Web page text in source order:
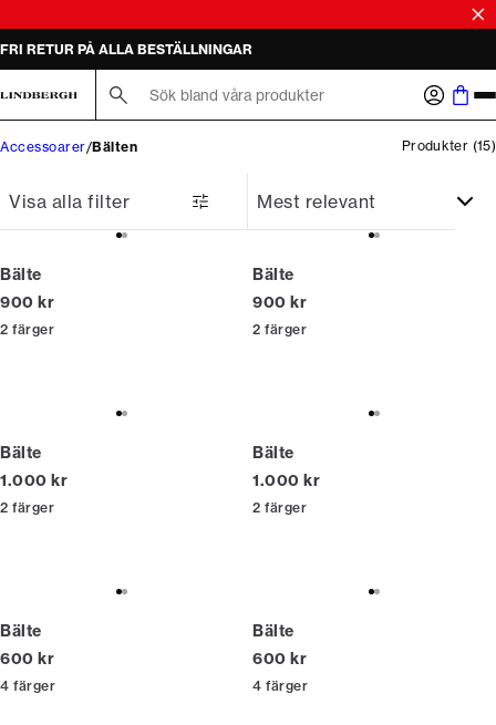
FRI RETUR PÅ ALLA BESTÄLLNINGAR
Accessoarer Bälten Produkter (15)
Visa alla filter
Bälte
Nuvarande pris
900 kr
2 färger
Bälte
Nuvarande pris
900 kr
2 färger
Bälte
Nuvarande pris
1.000 kr
2 färger
Bälte
Nuvarande pris
1.000 kr
2 färger
Bälte
Nuvarande pris
600 kr
4 färger
Bälte
Nuvarande pris
600 kr
4 färger